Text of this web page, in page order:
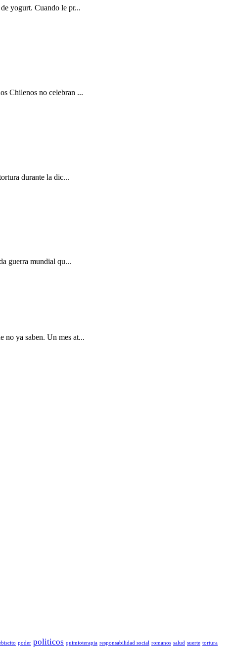
yogurt. Cuando le pr...
Chilenos no celebran ...
durante la dic...
guerra mundial qu...
no ya saben. Un mes at...
poder politicos quimioterapia responsabilidad social romanos salud suerte tortura